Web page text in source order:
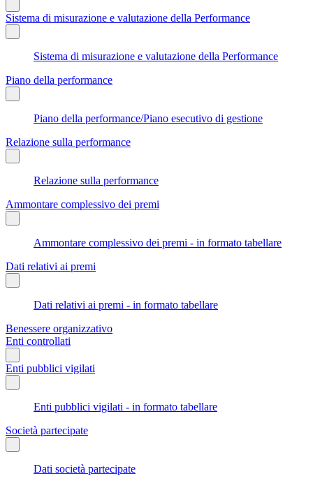
Sistema di misurazione e valutazione della Performance
Sistema di misurazione e valutazione della Performance
Piano della performance
Piano della performance/Piano esecutivo di gestione
Relazione sulla performance
Relazione sulla performance
Ammontare complessivo dei premi
Ammontare complessivo dei premi - in formato tabellare
Dati relativi ai premi
Dati relativi ai premi - in formato tabellare
Benessere organizzativo
Enti controllati
Enti pubblici vigilati
Enti pubblici vigilati - in formato tabellare
Società partecipate
Dati società partecipate